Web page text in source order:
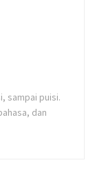
sampai puisi.
dan